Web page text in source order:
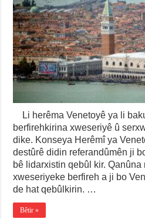
Li herêma Venetoyê ya li
berfirehkirina xweseriyê û
dike. Konseya Herêmî ya
destûrê didin referandûmên ji
bê lidarxistin qebûl kir. Qanûna
xweseriyeke berfireh a ji bo
de hat qebûlkirin. …
Bêtir »